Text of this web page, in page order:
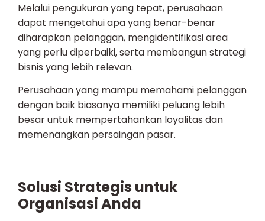
Melalui pengukuran yang tepat, perusahaan
dapat mengetahui apa yang benar-benar
diharapkan pelanggan, mengidentifikasi area
yang perlu diperbaiki, serta membangun strategi
bisnis yang lebih relevan.
Perusahaan yang mampu memahami pelanggan
dengan baik biasanya memiliki peluang lebih
besar untuk mempertahankan loyalitas dan
memenangkan persaingan pasar.
Solusi Strategis untuk
Organisasi Anda